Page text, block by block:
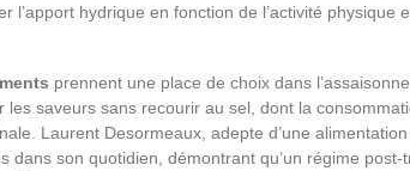
l’apport hydrique en fonction de l’activité physique
prennent une place de choix dans
les saveurs sans recourir au sel, dont la
Laurent Desormeaux, adepte d’une
dans son quotidien, démontrant qu’un régime